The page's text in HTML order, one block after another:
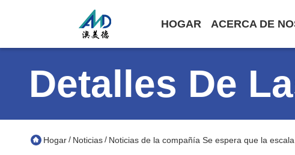
HOGAR ACERCA DE
Detalles De
Hogar/ Noticias/ Noticias de la compañía Se espera que la